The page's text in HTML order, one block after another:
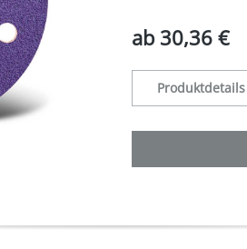
ab 30,36 €
Produktdetails